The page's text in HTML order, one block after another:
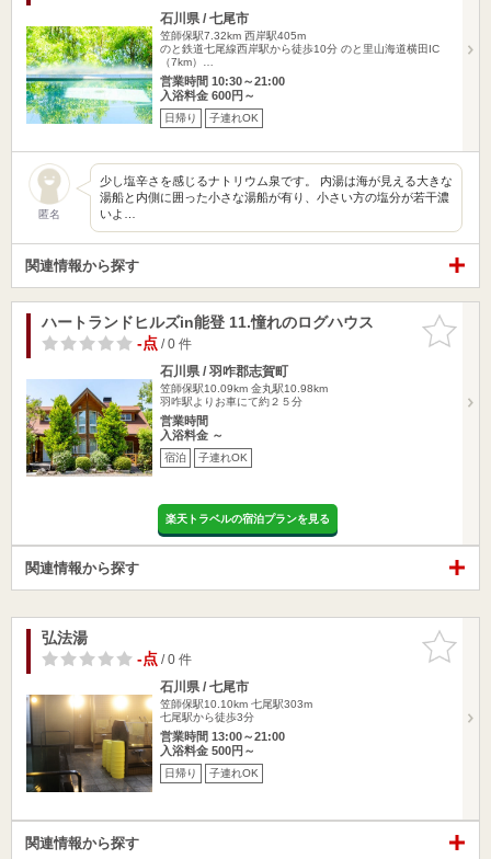
石川県 / 七尾市
笠師保駅7.32km 西岸駅405m
のと鉄道七尾線西岸駅から徒歩10分 のと里山海道横田IC
（7km）…
営業時間 10:30～21:00
入浴料金 600円～
日帰り 子連れOK
匿名
少し塩辛さを感じるナトリウム泉です。 内湯は海が見える大きな
湯船と内側に囲った小さな湯船が有り、小さい方の塩分が若干濃
いよ…
関連情報から探す
お気に入
りに追加
ハートランドヒルズin能登 11.憧れのログハウス
-点/ 0 件
石川県 / 羽咋郡志賀町
笠師保駅10.09km 金丸駅10.98km
羽咋駅よりお車にて約２５分
営業時間
入浴料金 ～
宿泊 子連れOK
楽天トラベルの宿泊プランを見る
関連情報から探す
お気に入
りに追加
弘法湯
-点/ 0 件
石川県 / 七尾市
笠師保駅10.10km 七尾駅303m
七尾駅から徒歩3分
営業時間 13:00～21:00
入浴料金 500円～
日帰り 子連れOK
関連情報から探す